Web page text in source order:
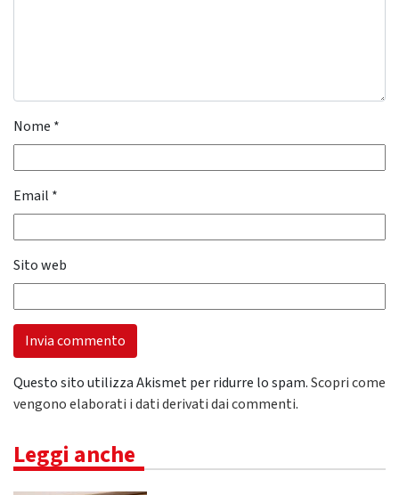
Nome *
Email *
Sito web
Questo sito utilizza Akismet per ridurre lo spam.Scopri come
vengono elaborati i dati derivati dai commenti.
Leggi anche